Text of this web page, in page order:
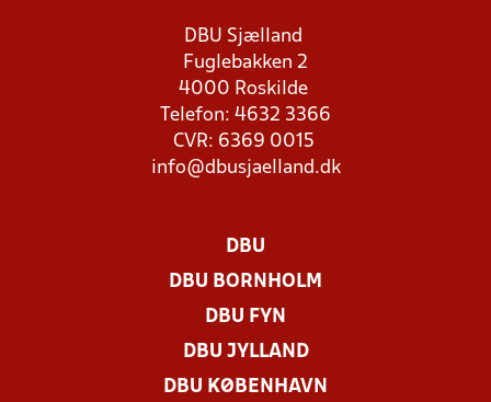
DBU Sjælland
Fuglebakken 2
4000 Roskilde
Telefon: 4632 3366
CVR: 6369 0015
info@dbusjaelland.dk
DBU
DBU BORNHOLM
DBU FYN
DBU JYLLAND
DBU KØBENHAVN